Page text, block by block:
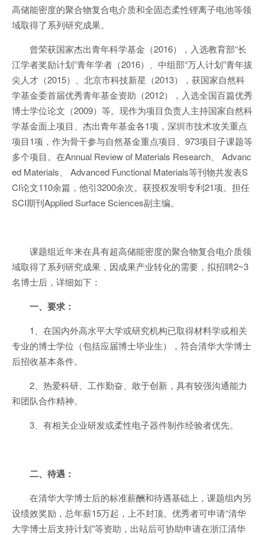
高储能密度的聚合物复合电介质和全固态柔性锂离子电池等领
域取得了系列研究成果。
曾荣获国家杰出青年科学基金（2016），入选教育部“长
江学者奖励计划”青年学者（2016）、中组部“万人计划”青年拔
尖人才（2015）、北京市科技新星（2013），获国家自然科
学基金委首届优秀青年基金资助（2012），入选全国百篇优秀
博士学位论文（2009）等。现作为项目负责人主持国家自然科
学基金面上项目、杰出青年基金各1项，深圳市技术攻关重点
项目1项，作为骨干参与自然基金重点项目、973项目子课题等
多个项目。在Annual Review of Materials Research、 Advanc
ed Materials、 Advanced Functional Materials等刊物共发表S
CI论文110余篇，他引3200余次。获授权发明专利21项。担任
SCI期刊Applied Surface Sciences副主编。
课题组近年来在具有超高储能密度的聚合物复合电介质领
域取得了系列研究成果，因成果产业转化的需要，拟招聘2~3
名博士后，详细如下：
一、要求：
1、在国内外高水平大学或研究机构已取得材料学或相关
专业的博士学位（包括应届博士毕业生），符合清华大学博士
后招收基本条件。
2、热爱科研、工作勤奋、敢于创新，具有较强沟通能力
和团队合作精神。
3、有相关企业研发或柔性电子器件制作经验者优先。
二、待遇：
在清华大学博士后的标准薪酬和待遇基础上，课题组内另
设绩效奖励，总年薪15万起，上不封顶。优秀者可申请“清华
大学博士后支持计划”等资助，出站后可协助申请在浙江清华